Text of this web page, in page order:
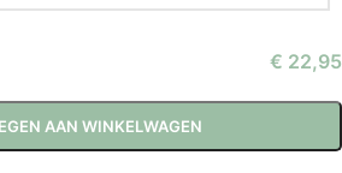
€ 22,95
AAN WINKELWAGEN